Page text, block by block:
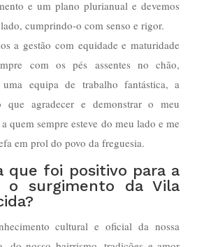
e um plano plurianual e devemos
cumprindo-o com senso e rigor.
a gestão com equidade e maturidade
com os pés assentes no chão,
equipa de trabalho fantástica, a
que agradecer e demonstrar o meu
quem sempre esteve do meu lado e me
em prol do povo da freguesia.
que foi positivo para a
o surgimento da Vila
cultural e oficial da nossa